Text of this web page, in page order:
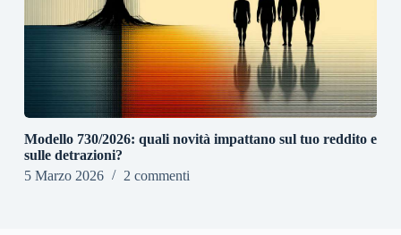
Modello 730/2026: quali novità impattano sul tuo reddito e
sulle detrazioni?
5 Marzo 2026
2 commenti